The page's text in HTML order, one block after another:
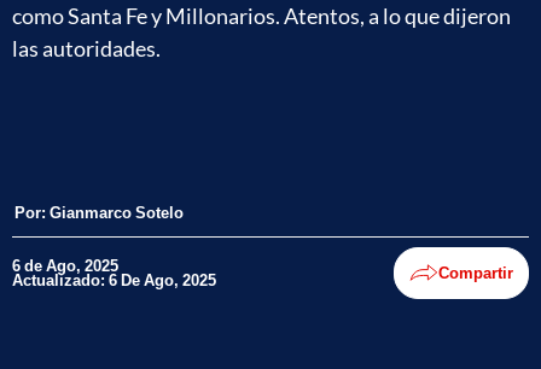
como Santa Fe y Millonarios. Atentos, a lo que dijeron
las autoridades.
Por: Gianmarco Sotelo
6 de Ago, 2025
Actualizado: 6 De Ago, 2025 Compartir